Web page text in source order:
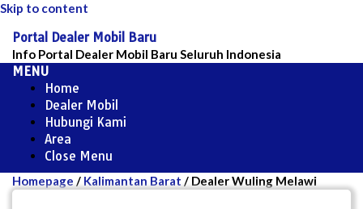
Skip to content
Portal Dealer Mobil Baru
Info Portal Dealer Mobil Baru Seluruh Indonesia
MENU
Home
Dealer Mobil
Hubungi Kami
Area
Close Menu
Homepage / Kalimantan Barat / Dealer Wuling Melawi